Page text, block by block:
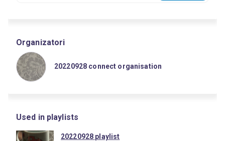
Organizatori
20220928 connect organisation
Used in playlists
20220928 playlist